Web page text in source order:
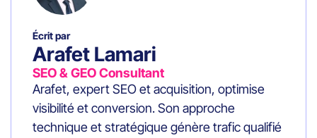
Écrit par
Arafet Lamari
SEO & GEO Consultant
Arafet, expert SEO et acquisition, optimise
visibilité et conversion. Son approche
technique et stratégique génère trafic qualifié